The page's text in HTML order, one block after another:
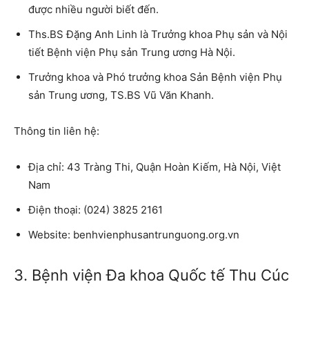
được nhiều người biết đến.
Ths.BS Đặng Anh Linh là Trưởng khoa Phụ sản và Nội
tiết Bệnh viện Phụ sản Trung ương Hà Nội.
Trưởng khoa và Phó trưởng khoa Sản Bệnh viện Phụ
sản Trung ương, TS.BS Vũ Văn Khanh.
Thông tin liên hệ:
Địa chỉ: 43 Tràng Thi, Quận Hoàn Kiếm, Hà Nội, Việt
Nam
Điện thoại: (024) 3825 2161
Website: benhvienphusantrunguong.org.vn
3. Bệnh viện Đa khoa Quốc tế Thu Cúc